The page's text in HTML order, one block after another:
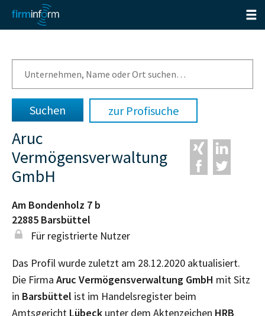
zur Profisuche
Aruc
Vermögensverwaltung
GmbH
Am Bondenholz 7 b
22885 Barsbüttel
Für registrierte Nutzer
Das Profil wurde zuletzt am 28.12.2020 aktualisiert.
Die Firma Aruc Vermögensverwaltung GmbH mit Sitz
in Barsbüttel ist im Handelsregister beim
Amtsgericht Lübeck unter dem Aktenzeichen HRB